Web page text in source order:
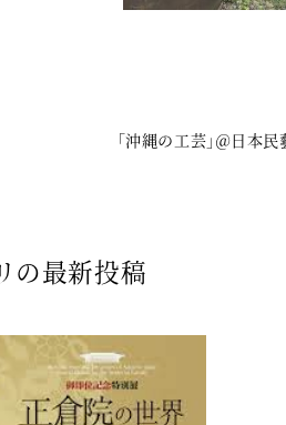
「沖縄の工芸」＠日本民
の最新投稿